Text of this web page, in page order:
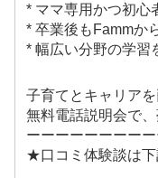
* ママ専用かつ初心
* 卒業後もFammか
* 幅広い分野の学習
子育てとキャリア
無料電話説明会で
ーーーーーーーー
★口コミ体験談は下